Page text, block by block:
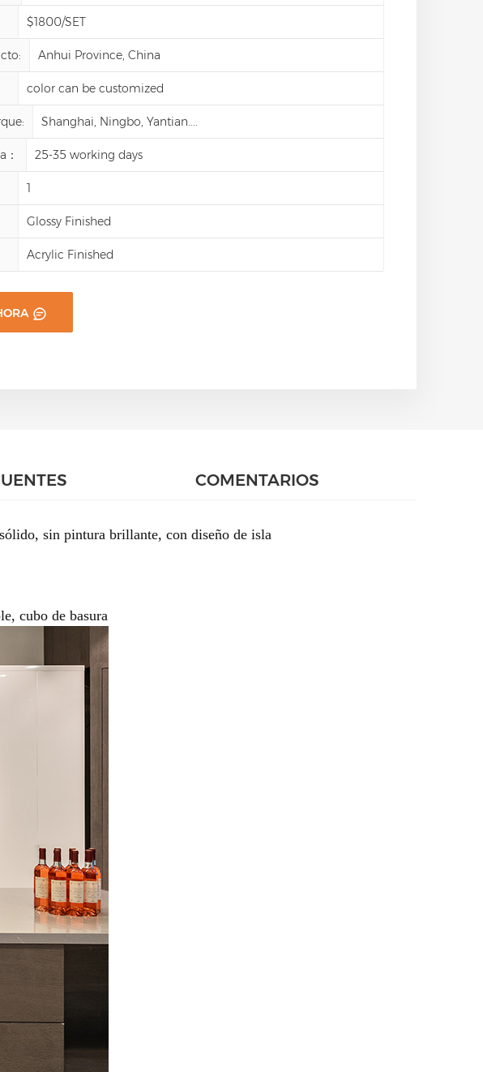
$1800/SET
Anhui Province, China
color can be customized
Shanghai, Ningbo, Yantian....
25-35 working days
1
Glossy Finished
Acrylic Finished
COMENTARIOS
sin pintura brillante, con diseño de isla
cubo de basura